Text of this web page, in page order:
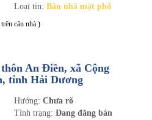
Loại tin: Bán nhà mặt phố
căn nhà )
An Điền, xã Cộng
tỉnh Hải Dương
Hướng: Chưa rõ
Tình trạng: Đang đăng bán